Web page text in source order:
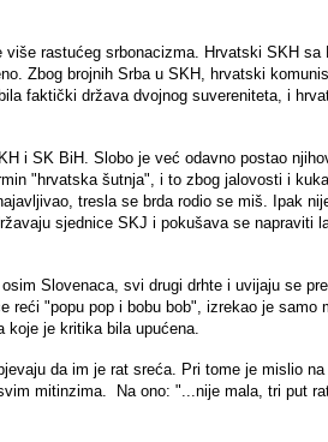
rastućeg srbonacizma. Hrvatski SKH sa
Zbog brojnih Srba u SKH, hrvatski
faktički država dvojnog suvereniteta, i
i SK BiH. Slobo je već odavno postao
"hrvatska šutnja", i to zbog jalovosti i
tresla se brda rodio se miš. Ipak
sjednice SKJ i pokušava se napraviti
Slovenaca, svi drugi drhte i uvijaju se
reći "popu pop i bobu bob", izrekao je samo
je kritika bila upućena.
da im je rat sreća. Pri tome je mislio
mitinzima. Na ono: "...nije mala, tri put